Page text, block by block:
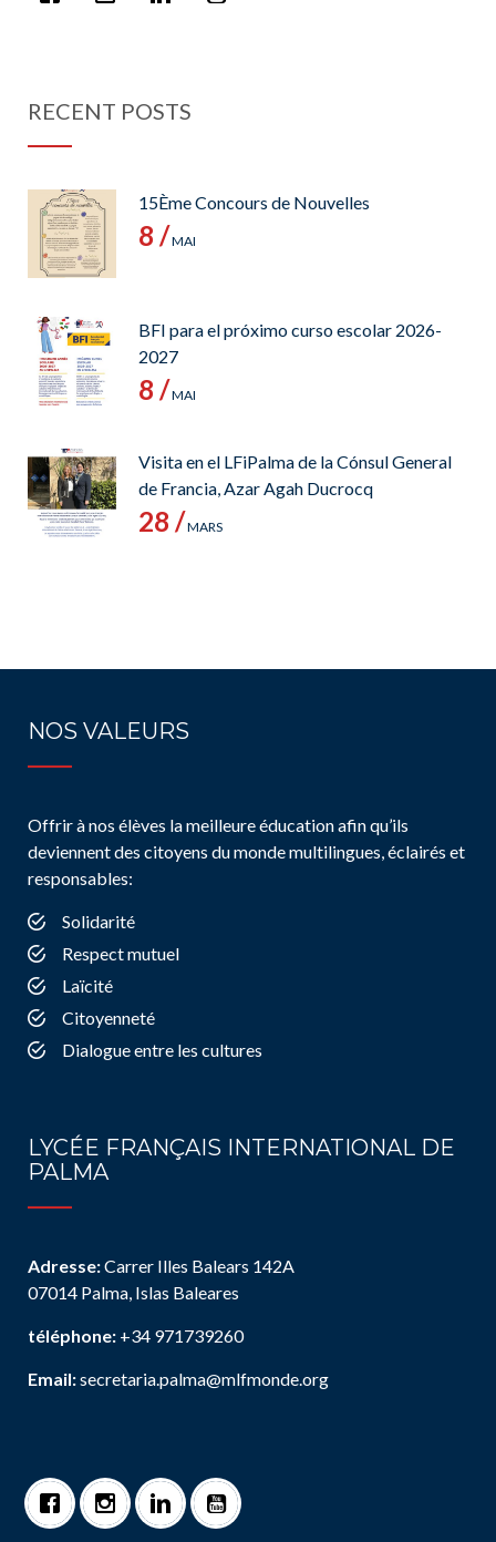
RECENT POSTS
15Ème Concours de Nouvelles
8 /MAI
BFI para el próximo curso escolar 2026-
2027
8 /MAI
Visita en el LFiPalma de la Cónsul General
de Francia, Azar Agah Ducrocq
28 /MARS
NOS VALEURS
Offrir à nos élèves la meilleure éducation afin qu’ils
deviennent des citoyens du monde multilingues, éclairés et
responsables:
Solidarité
Respect mutuel
Laïcité
Citoyenneté
Dialogue entre les cultures
LYCÉE FRANÇAIS INTERNATIONAL DE
PALMA
Adresse:Carrer Illes Balears 142A
07014 Palma, Islas Baleares
téléphone: +34 971739260
Email:secretaria.palma@mlfmonde.org